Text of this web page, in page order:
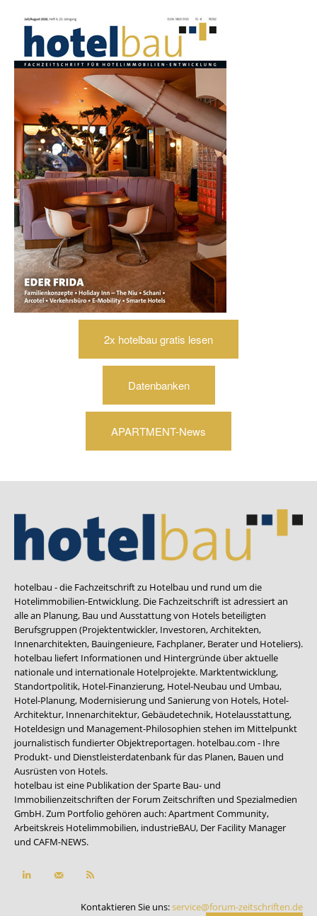
2x hotelbau gratis lesen
Datenbanken
APARTMENT-News
hotelbau - die Fachzeitschrift zu Hotelbau und rund um die
Hotelimmobilien-Entwicklung. Die Fachzeitschrift ist adressiert an
alle an Planung, Bau und Ausstattung von Hotels beteiligten
Berufsgruppen (Projektentwickler, Investoren, Architekten,
Innenarchitekten, Bauingenieure, Fachplaner, Berater und Hoteliers).
hotelbau liefert Informationen und Hintergründe über aktuelle
nationale und internationale Hotelprojekte. Marktentwicklung,
Standortpolitik, Hotel-Finanzierung, Hotel-Neubau und Umbau,
Hotel-Planung, Modernisierung und Sanierung von Hotels, Hotel-
Architektur, Innenarchitektur, Gebäudetechnik, Hotelausstattung,
Hoteldesign und Management-Philosophien stehen im Mittelpunkt
journalistisch fundierter Objektreportagen. hotelbau.com - Ihre
Produkt- und Dienstleisterdatenbank für das Planen, Bauen und
Ausrüsten von Hotels.
hotelbau ist eine Publikation der Sparte Bau- und
Immobilienzeitschriften der Forum Zeitschriften und Spezialmedien
GmbH. Zum Portfolio gehören auch:Apartment Community,
Arbeitskreis Hotelimmobilien, industrieBAU, Der Facility Manager
und CAFM-NEWS.
Kontaktieren Sie uns:service@forum-zeitschriften.de